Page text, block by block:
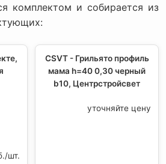
комплектом и собирается из
шт.
CSVT - Грильято профиль
мама h=40 0,30 черный
b10, Центрстройсвет
уточняйте цену